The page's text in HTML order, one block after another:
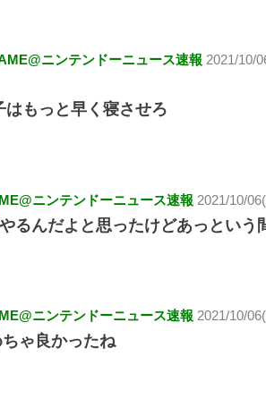
ニンテンドーニュース速報 2021/10/
はもっと早く寝させろ
ニンテンドーニュース速報 2021/10/
るんだよと思ったけどあっという
ニンテンドーニュース速報 2021/10/
ゃ良かったね